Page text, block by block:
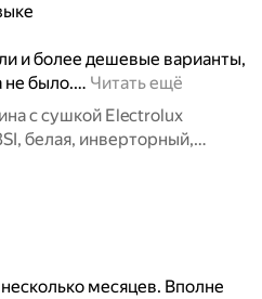
и более дешевые варианты,
не было.… Читать ещё
с сушкой Electrolux
белая, инверторный,
месяцев. Вполне